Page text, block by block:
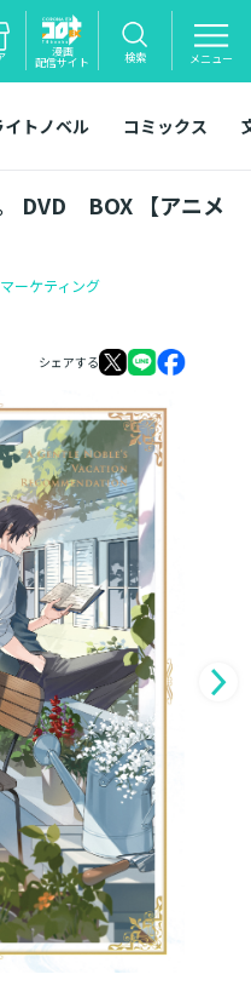
漫画
配信サイト 検索 メニュー
イトノベル コミックス
DVD BOX 【アニメ
ーケティング
シェアする